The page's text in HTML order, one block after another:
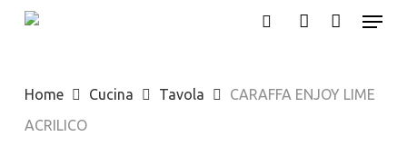
Skip
content
Menu
Home Cucina Tavola
CARAFFA ENJOY LIME
ACRILICO